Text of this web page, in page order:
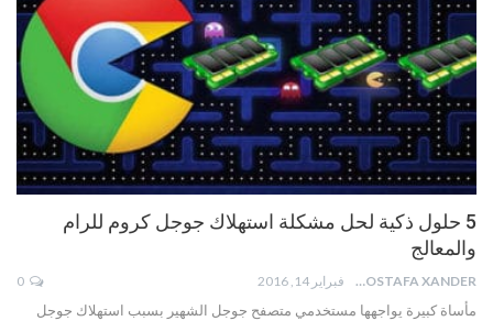
5 حلول ذكية لحل مشكلة استهلاك جوجل كروم للرام
والمعالج
MOSTAFA XANDER فبراير 14, 2016
مأساة كبيرة يواجهها مستخدمي متصفح جوجل الشهير بسبب استهلاك جوجل